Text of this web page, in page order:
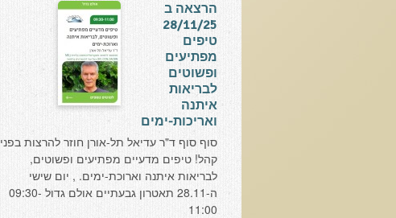
הרצאה ב
28/11/25
טיפים
מפתיעים
ופשוטים
לבריאות
איתנה
ואריכות-ימים
סוף סוף ד"ר עדיאל תל-אורן חוזר להרצות בפני
קהל! טיפים מדעיים מפתיעים ופשוטים,
לבריאות איתנה וארוכת-ימים. , יום שישי
ה-28.11 תאטרון גבעתיים אולם גדול 09:30-
11:00